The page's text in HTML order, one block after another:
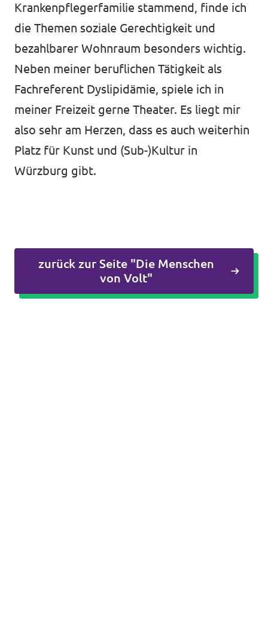
Krankenpflegerfamilie stammend, finde ich
die Themen soziale Gerechtigkeit und
bezahlbarer Wohnraum besonders wichtig.
Neben meiner beruflichen Tätigkeit als
Fachreferent Dyslipidämie, spiele ich in
meiner Freizeit gerne Theater. Es liegt mir
also sehr am Herzen, dass es auch weiterhin
Platz für Kunst und (Sub-)Kultur in
Würzburg gibt.
zurück zur Seite "Die Menschen
von Volt"